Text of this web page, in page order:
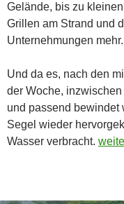
Gelände, bis zu
Grillen am Strand und
Unternehmungen mehr.
Und da es, nach den
der Woche,
und passend bewindet
Segel wieder
Wasser verbracht.